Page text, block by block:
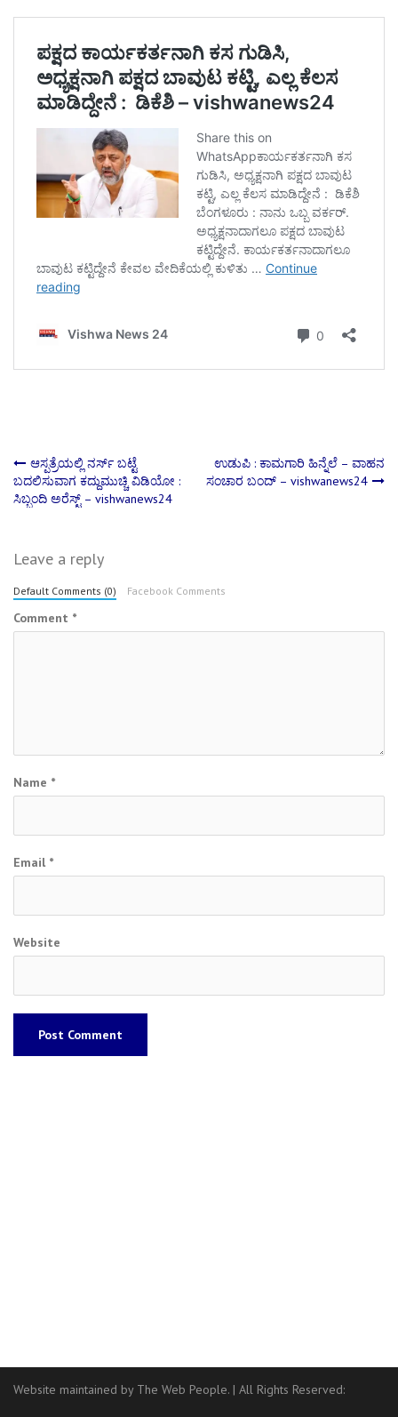
Post
navigation
ಆಸ್ಪತ್ರೆಯಲ್ಲಿ ನರ್ಸ್ ಬಟ್ಟೆ
ಬದಲಿಸುವಾಗ ಕದ್ದುಮುಚ್ಚಿ ವಿಡಿಯೋ :
ಸಿಬ್ಬಂದಿ ಅರೆಸ್ಟ್ – vishwanews24
ಉಡುಪಿ : ಕಾಮಗಾರಿ ಹಿನ್ನೆಲೆ – ವಾಹನ
ಸಂಚಾರ ಬಂದ್ – vishwanews24
Leave a reply
Default Comments (0) Facebook Comments
Comment *
Name *
Email *
Website
Website maintained by The Web People. | All Rights Reserved: